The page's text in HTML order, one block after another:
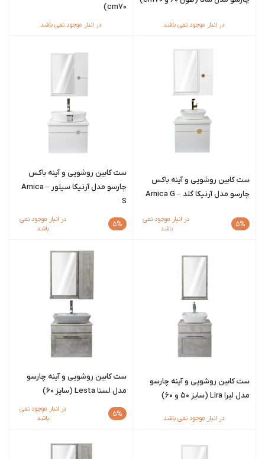
در انبار موجود نمی باشد
cm70)
در انبار موجود نمی باشد
ست کابین روشویی و آینه باکس
چارسو مدل آرنیکا گلد – Arnica G
5%
در انبار موجود نمی
باشد
ست کابین روشویی و آینه باکس
چارسو مدل آرنیکا سیلور – Arnica
S
5%
در انبار موجود نمی
باشد
ست کابین روشویی و آینه چارسو
مدل لیرا Lira (سایز 50 و 60)
در انبار موجود نمی باشد
ست کابین روشویی و آینه چارسو
مدل لستا Lesta (سایز 60)
5%
در انبار موجود نمی
باشد